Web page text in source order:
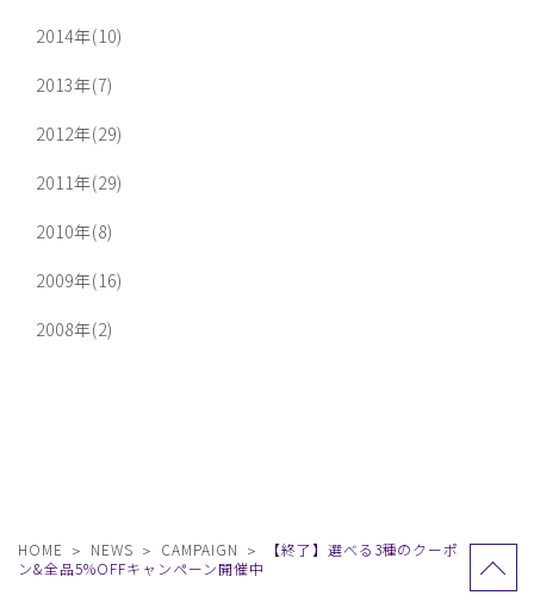
2014年(10)
2013年(7)
2012年(29)
2011年(29)
2010年(8)
2009年(16)
2008年(2)
HOME NEWS CAMPAIGN
【終了】選べる3種のクーポ
ン&全品5%OFFキャンペーン開催中